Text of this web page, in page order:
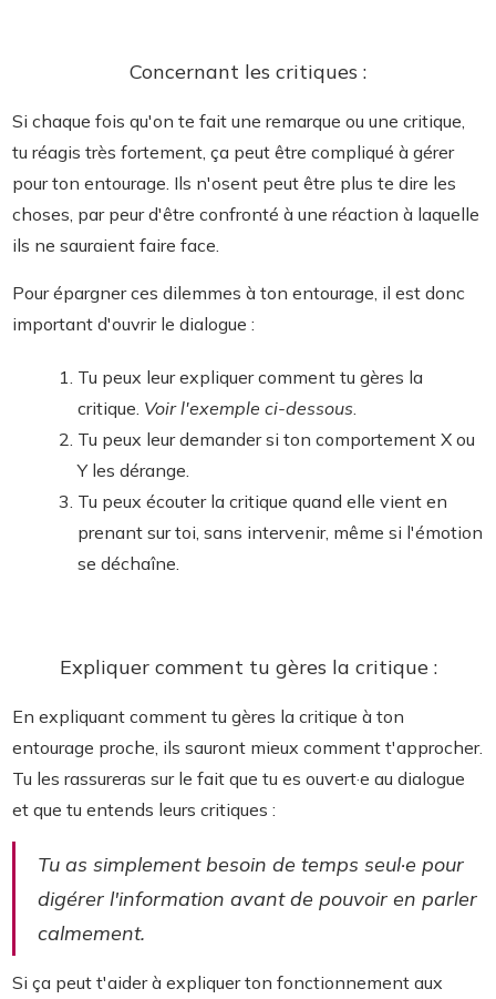
Concernant les critiques :
Si chaque fois qu'on te fait une remarque ou une critique,
tu réagis très fortement, ça peut être compliqué à gérer
pour ton entourage. Ils n'osent peut être plus te dire les
choses, par peur d'être confronté à une réaction à laquelle
ils ne sauraient faire face.
Pour épargner ces dilemmes à ton entourage, il est donc
important d'ouvrir le dialogue :
Tu peux leur expliquer comment tu gères la
critique. Voir l'exemple ci-dessous.
Tu peux leur demander si ton comportement X ou
Y les dérange.
Tu peux écouter la critique quand elle vient en
prenant sur toi, sans intervenir, même si l'émotion
se déchaîne.
Expliquer comment tu gères la critique :
En expliquant comment tu gères la critique à ton
entourage proche, ils sauront mieux comment t'approcher.
Tu les rassureras sur le fait que tu es ouvert·e au dialogue
et que tu entends leurs critiques :
Tu as simplement besoin de temps seul·e pour
digérer l'information avant de pouvoir en parler
calmement.
Si ça peut t'aider à expliquer ton fonctionnement aux